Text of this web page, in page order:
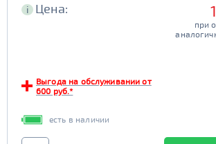
i Цена:
при
Выгода на обслуживании от
600 руб.*
есть в наличии